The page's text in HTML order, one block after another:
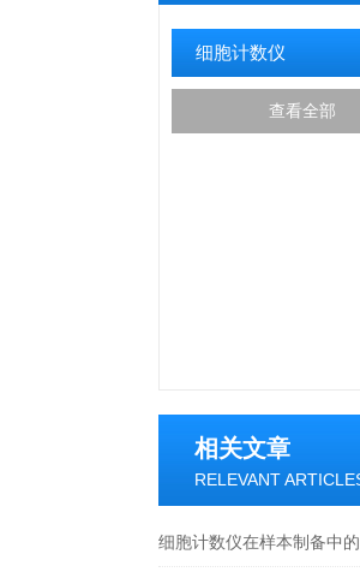
细胞计数仪
查看全部
相关文章
RELEVANT